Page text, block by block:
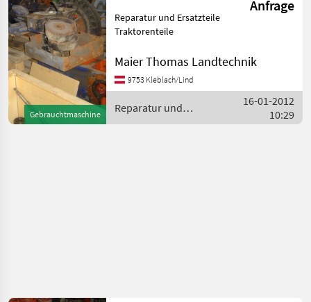
Gebrauchtmaschine
Anfrage
Reparatur und Ersatzteile
Traktorenteile
Maier Thomas Landtechnik
9753 Kleblach/Lind
Reparatur und
Ersatzteile / Same
16-01-2012
10:29